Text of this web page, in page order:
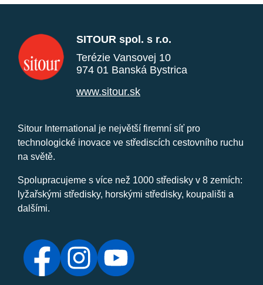
SITOUR spol. s r.o.
Terézie Vansovej 10
974 01 Banská Bystrica
www.sitour.sk
Sitour International je největší firemní síť pro
technologické inovace ve střediscích cestovního ruchu
na světě.
Spolupracujeme s více než 1000 středisky v 8 zemích:
lyžařskými středisky, horskými středisky, koupališti a
dalšími.